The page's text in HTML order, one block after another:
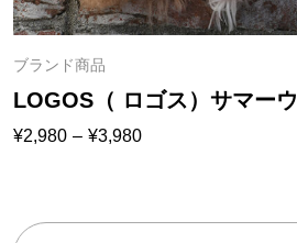
ブランド商品
LOGOS（ ロゴス）サマー
ブメッシュタンク
¥2,980 – ¥3,980
価
–